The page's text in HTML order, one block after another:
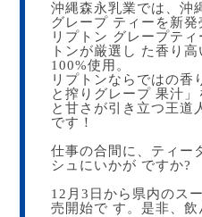
沖縄森永乳業では、沖
グレープ ティーを新発
リプトン グレープテ
トンが厳選し た香り
100%使用。
リプトンならではの香
と搾りグレープ 果汁
と甘さが引き立つ王道
です！
仕事の合間に、ティー
シュにいかが ですか?
12月3日から県内のス
売開始で す。是非、飲